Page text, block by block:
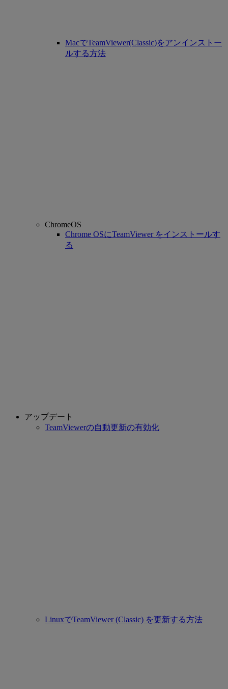
MacでTeamViewer(Classic)をアンインストー
ルする方法
ChromeOS
Chrome OSにTeamViewer をインストールす
る
アップデート
TeamViewerの自動更新の有効化
LinuxでTeamViewer (Classic) を更新する方法